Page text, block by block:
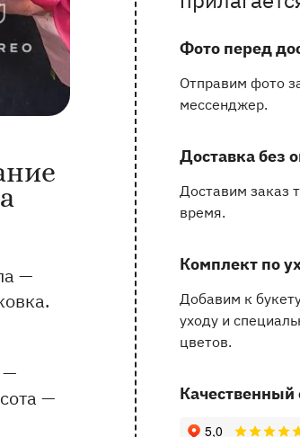
Фото перед
Отправим фото
мессенджер.
Доставка без
Доставим заказ
время.
Комплект по
Добавим к
уходу и
цветов.
Качественный
162 отзыва с
о товаре и оказываемых услугах
—
—
—